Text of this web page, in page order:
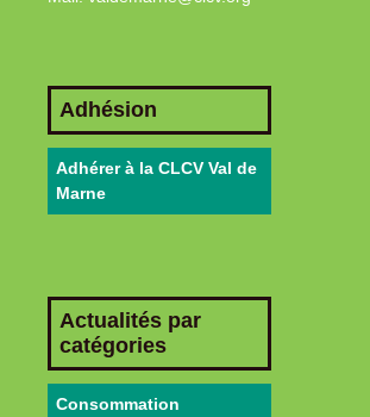
Adhésion
Adhérer à la CLCV Val de
Marne
Actualités par
catégories
Consommation